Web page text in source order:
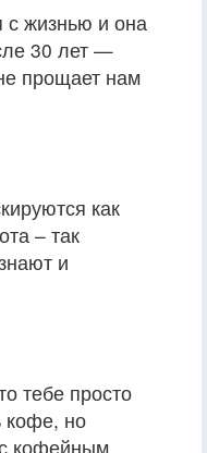
жизнью и она
30 лет —
прощает нам
как
– так
и
тебе просто
кофе, но
кофейным